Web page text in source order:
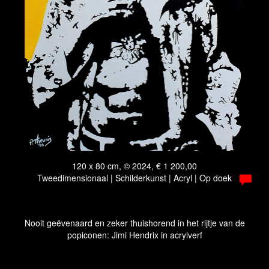
120 x 80 cm, © 2024, € 1 200,00
Tweedimensionaal | Schilderkunst | Acryl | Op doek
Nooit geëvenaard en zeker thuishorend in het rijtje van de
popiconen: Jimi Hendrix in acrylverf